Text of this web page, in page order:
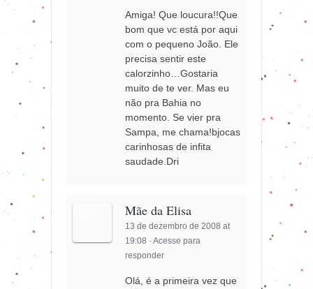
Amiga! Que loucura!!Que
bom que vc está por aqui
com o pequeno João. Ele
precisa sentir este
calorzinho…Gostaria
muito de te ver. Mas eu
não pra Bahia no
momento. Se vier pra
Sampa, me chama!bjocas
carinhosas de infita
saudade.Dri
Mãe da Elisa
13 de dezembro de 2008 at
19:08 ·Acesse para
responder
Olá, é a primeira vez que